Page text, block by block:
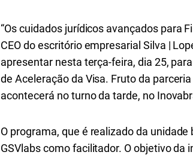
“Os cuidados jurídicos avançados para
CEO do escritório empresarial Silva |
apresentar nesta terça-feira, dia 25,
de Aceleração da Visa. Fruto da
acontecerá no turno da tarde, no
O programa, que é realizado da
GSVlabs como facilitador. O objetivo